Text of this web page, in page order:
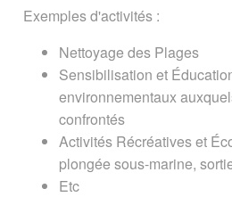
Exemples d'activités :
Nettoyage des Plages
Sensibilisation et
environnementaux
confrontés
Activités Récréatives et
plongée sous-marine,
Etc